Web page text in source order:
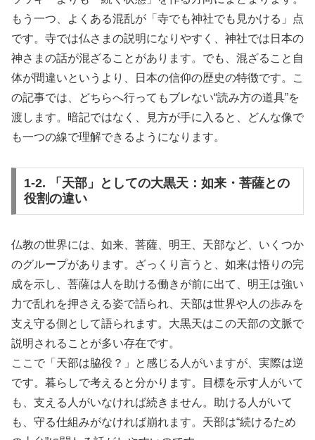
もう一つ、よくある混乱が「寺でも神社でも見かける」点
です。寺では仏さまの説明になりやすく、神社では日本の
神さまの話が混ざることがあります。でも、混ざること自
体が間違いというより、日本の信仰の歴史の特徴です。こ
の記事では、どちらへ行ってもブレない“読み方の道具”を
渡します。暗記ではなく、見方が手に入ると、どんな像で
も一つの線で理解できるようになります。
1-2. 「天部」としての大黒天：如来・菩薩との
役割の違い
仏教の世界には、如来、菩薩、明王、天部など、いくつか
のグループがあります。ざっくり言うと、如来は悟りの完
成を示し、菩薩は人を助ける働きが前に出て、明王は強い
力で乱れを押さえる姿で語られ、天部は世界や人の歩みを
支え守る側として語られます。大黒天はこの天部の文脈で
説明されることが多い存在です。
ここで「天部は脇役？」と感じる人がいますが、実際は逆
です。暮らしで考えると分かります。目標を示す人がいて
も、支える人がいなければ続きません。助ける人がいて
も、守る仕組みがなければ崩れます。天部は“続けるため